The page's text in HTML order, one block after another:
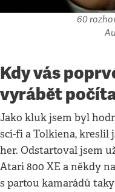
60
Kdy vás
vyrábět
Jako kluk jsem byl
sci-fi a Tolkiena, kreslil
her. Odstartoval jsem
Atari 800 XE a někdy
s partou kamarádů